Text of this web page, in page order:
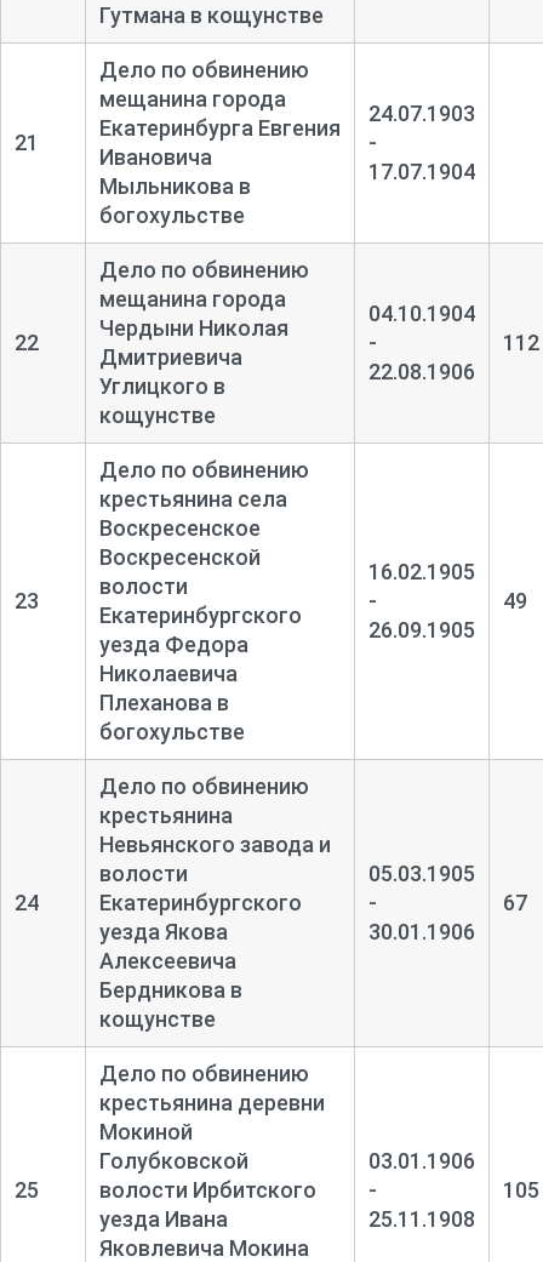
Гутмана в кощунстве
21
Дело по обвинению
мещанина города
Екатеринбурга Евгения
Ивановича
Мыльникова в
богохульстве
24.07.1903
-
17.07.1904
22
Дело по обвинению
мещанина города
Чердыни Николая
Дмитриевича
Углицкого в
кощунстве
04.10.1904
-
22.08.1906
112
23
Дело по обвинению
крестьянина села
Воскресенское
Воскресенской
волости
Екатеринбургского
уезда Федора
Николаевича
Плеханова в
богохульстве
16.02.1905
-
26.09.1905
49
24
Дело по обвинению
крестьянина
Невьянского завода и
волости
Екатеринбургского
уезда Якова
Алексеевича
Бердникова в
кощунстве
05.03.1905
-
30.01.1906
67
25
Дело по обвинению
крестьянина деревни
Мокиной
Голубковской
волости Ирбитского
уезда Ивана
Яковлевича Мокина
03.01.1906
-
25.11.1908
105